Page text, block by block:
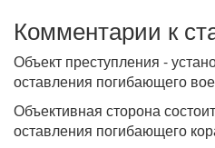
Комментарии к
Объект преступления -
оставления погибающего
Объективная сторона
оставления погибающего